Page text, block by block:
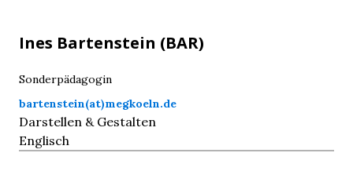
Ines Bartenstein (BAR)
Sonderpädagogin
bartenstein(at)megkoeln.de
Darstellen & Gestalten
Englisch